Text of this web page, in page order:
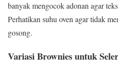
banyak mengocok adonan agar
Perhatikan suhu oven agar tidak
gosong.
Variasi Brownies untuk